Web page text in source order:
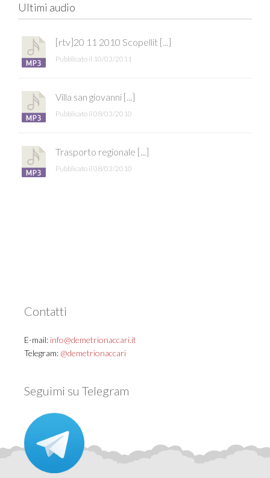
Ultimi audio
[rtv]20 11 2010 Scopellit [...]
Pubblicato il 10/03/2011
Villa san giovanni [...]
Pubblicato il 08/03/2010
Trasporto regionale [...]
Pubblicato il 08/03/2010
Contatti
E-mail: info@demetrionaccari.it
Telegram: @demetrionaccari
Seguimi su Telegram